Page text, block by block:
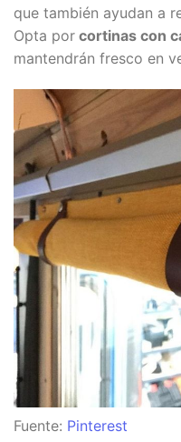
que también ayudan a
Opta por cortinas con
mantendrán fresco en
Fuente: Pinterest